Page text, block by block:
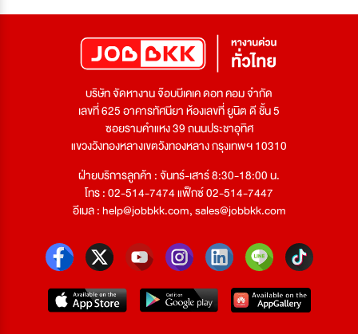
บริษัท จัดหางาน จ๊อบบีเคเค ดอท คอม จำกัด
เลขที่ 625 อาคารทัศนียา ห้องเลขที่ ยูนิต ดี ชั้น 5
ซอยรามคำแหง 39 ถนนประชาอุทิศ
แขวงวังทองหลางเขตวังทองหลาง กรุงเทพฯ 10310
ฝ่ายบริการลูกค้า : จันทร์-เสาร์ 8:30-18:00 น.
โทร : 02-514-7474 แฟ็กซ์ 02-514-7447
อีเมล :help@jobbkk.com,sales@jobbkk.com